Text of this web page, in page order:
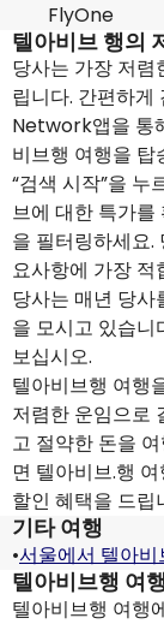
FlyOne
텔아비브 행의
당사는 가장 저렴
립니다. 간편하
Network앱을 통
비브행 여행을 탑
“검색 시작”을 누
브에 대한 특가를
을 필터링하세요.
요사항에 가장 적
당사는 매년 당
을 모시고 있습니
보십시오.
텔아비브행 여행
저렴한 운임으로
고 절약한 돈을
면 텔아비브.행
할인 혜택을 드립
기타 여행
•서울에서 텔아
텔아비브행 여
텔아비브행 여행